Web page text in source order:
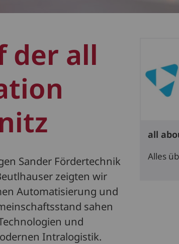
der all
Sander Fördertechnik
zeigten wir
Automatisierung und
sahen
und
Intralogistik.
all
Alles